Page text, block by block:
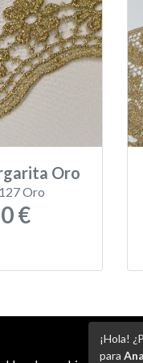
Oro
Oro
€
¡Hola!
para